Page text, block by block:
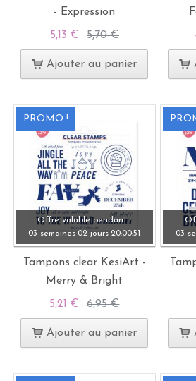
- Expression
5,13 € 5,70 €
Ajouter au panier
PROMO !
Offre valable pendant :
03 semaines 02 jours 20:00:49
Tampons clear KesiArt -
Merry & Bright
5,21 € 6,95 €
Ajouter au panier
03